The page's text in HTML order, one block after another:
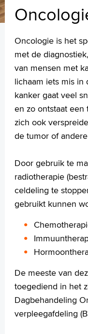
Oncologie is het
met de
van mensen met
lichaam iets mis
kanker gaat veel
en zo ontstaat
zich ook
de tumor of
Door gebruik te
radiotherapie
celdeling te
gebruikt kunnen
De meeste van
toegediend in het
Dagbehandeling
verpleegafdeling